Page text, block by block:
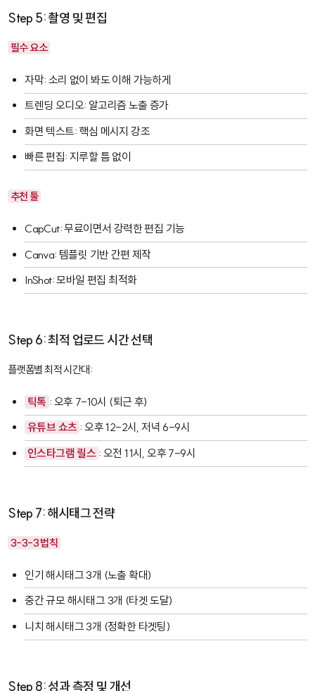
Step 5: 촬영 및 편집
필수 요소
자막: 소리 없이 봐도 이해 가능하게
트렌딩 오디오: 알고리즘 노출 증가
화면 텍스트: 핵심 메시지 강조
빠른 편집: 지루할 틈 없이
추천 툴
CapCut: 무료이면서 강력한 편집 기능
Canva: 템플릿 기반 간편 제작
InShot: 모바일 편집 최적화
Step 6: 최적 업로드 시간 선택
플랫폼별 최적 시간대:
틱톡 : 오후 7-10시 (퇴근 후)
유튜브 쇼츠 : 오후 12-2시, 저녁 6-9시
인스타그램 릴스 : 오전 11시, 오후 7-9시
Step 7: 해시태그 전략
3-3-3 법칙
인기 해시태그 3개 (노출 확대)
중간 규모 해시태그 3개 (타겟 도달)
니치 해시태그 3개 (정확한 타겟팅)
Step 8: 성과 측정 및 개선